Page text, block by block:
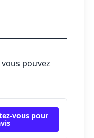
pouvez
vous pour